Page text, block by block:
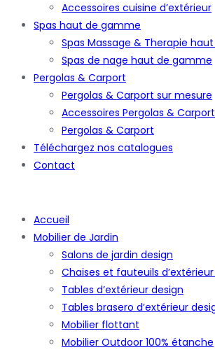
Accessoires cuisine d’extérieur
Spas haut de gamme
Spas Massage & Therapie
Spas de nage haut de gamme
Pergolas & Carport
Pergolas & Carport sur mesure
Accessoires Pergolas & Carport
Pergolas & Carport
Téléchargez nos catalogues
Contact
Accueil
Mobilier de Jardin
Salons de jardin design
Chaises et fauteuils
Tables d’extérieur design
Tables brasero d’extérieur
Mobilier flottant
Mobilier Outdoor 100% étanche